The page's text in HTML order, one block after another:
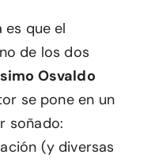
que el
de los dos
Osvaldo
se pone en un
soñado:
(y diversas